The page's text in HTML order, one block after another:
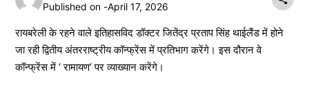
Published on -April 17, 2026
रायबरेली के रहने वाले इतिहासविद डॉक्टर जितेंद्र प्रताप सिंह थाईलैंड में होने
जा रही द्वितीय अंतरराष्ट्रीय कॉन्फ्रेंस में प्रतिभाग करेंगे। इस दौरान वे
कॉन्फ्रेंस में ‘ रामायण’ पर व्याख्यान करेंगे।